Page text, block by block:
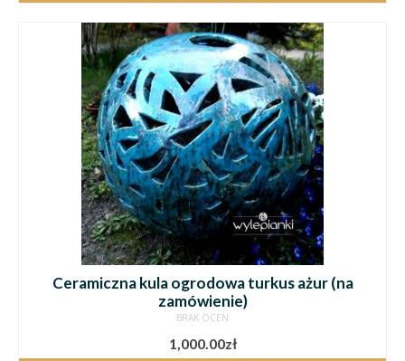
Ceramiczna kula ogrodowa turkus ażur (na
zamówienie)
BRAK OCEN
1,000.00zł